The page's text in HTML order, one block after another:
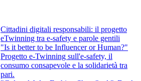
Cittadini digitali responsabili: il progetto
eTwinning tra e-safety e parole gentili
"Is it better to be Influencer or Human?"
Progetto e-Twinning sull'e-safety, il
consumo consapevole e la solidarietà tra
pari.